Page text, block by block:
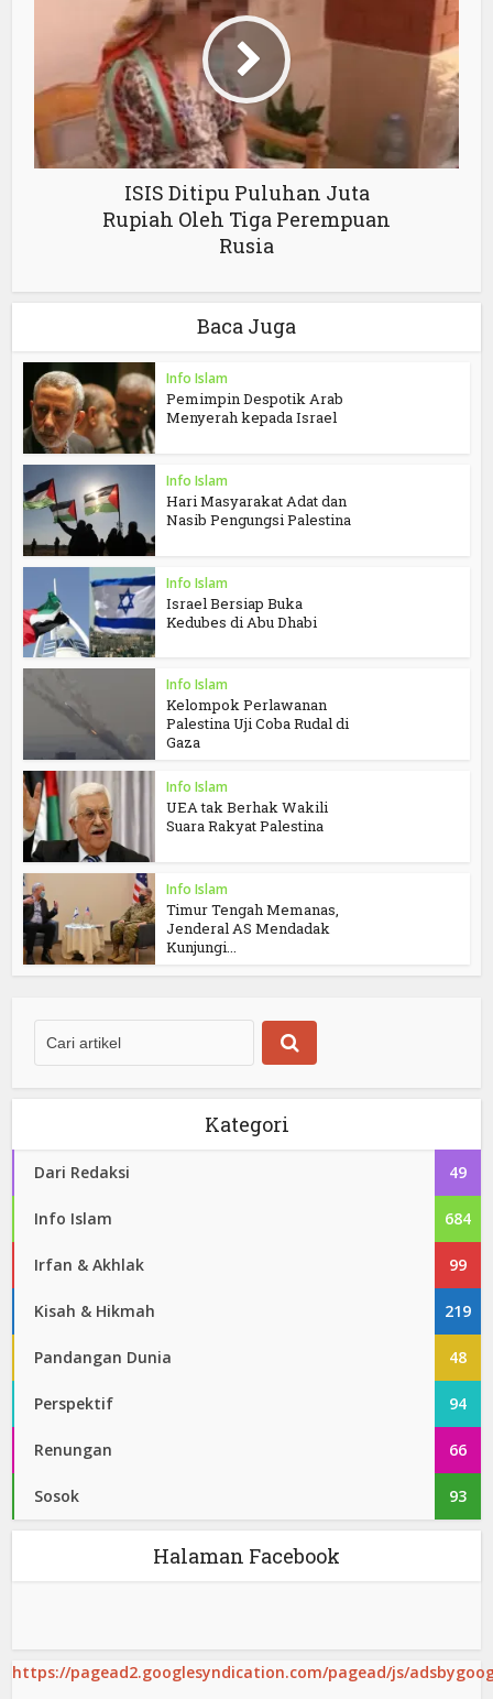
ISIS Ditipu Puluhan Juta
Rupiah Oleh Tiga Perempuan
Rusia
Baca Juga
Info Islam
Pemimpin Despotik Arab
Menyerah kepada Israel
Info Islam
Hari Masyarakat Adat dan
Nasib Pengungsi Palestina
Info Islam
Israel Bersiap Buka
Kedubes di Abu Dhabi
Info Islam
Kelompok Perlawanan
Palestina Uji Coba Rudal di
Gaza
Info Islam
UEA tak Berhak Wakili
Suara Rakyat Palestina
Info Islam
Timur Tengah Memanas,
Jenderal AS Mendadak
Kunjungi...
Kategori
Dari Redaksi 49
Info Islam 684
Irfan & Akhlak 99
Kisah & Hikmah 219
Pandangan Dunia 48
Perspektif 94
Renungan 66
Sosok 93
Halaman Facebook
https://pagead2.googlesyndication.com/pagead/js/